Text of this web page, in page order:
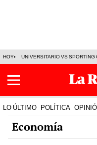
HOY UNIVERSITARIO VS SPORTING
LO ÚLTIMO POLÍTICA
Economía